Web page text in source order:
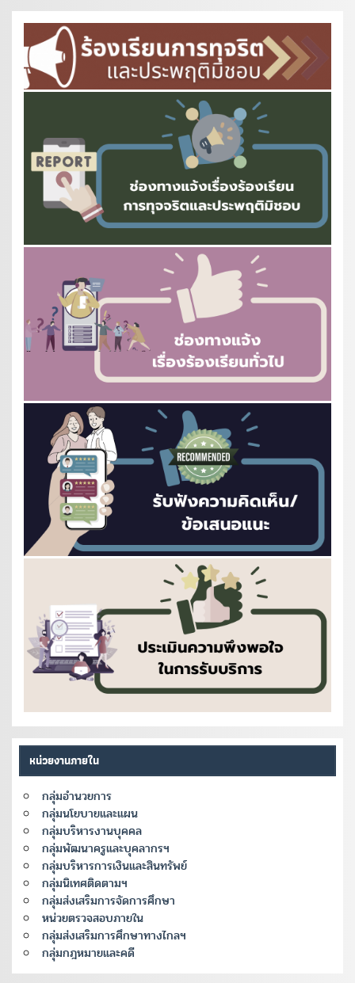
หน่วยงานภายใน
กลุ่มอำนวยการ
กลุ่มนโยบายและแผน
กลุ่มบริหารงานบุคคล
กลุ่มพัฒนาครูและบุคลากรฯ
กลุ่มบริหารการเงินและสินทรัพย์
กลุ่มนิเทศติดตามฯ
กลุ่มส่งเสริมการจัดการศึกษา
หน่วยตรวจสอบภายใน
กลุ่มส่งเสริมการศึกษาทางไกลฯ
กลุ่มกฎหมายและคดี